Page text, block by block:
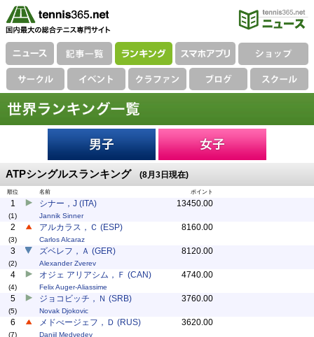
ATPシングルスランキング (8月3日現在)
順位 名前 ポイント
1
(1)
シナー，J (ITA)
Jannik Sinner
13450.00
2
(3)
アルカラス，Ｃ (ESP)
Carlos Alcaraz
8160.00
3
(2)
ズベレフ，Ａ (GER)
Alexander Zverev
8120.00
4
(4)
オジェ アリアシム，Ｆ (CAN)
Felix Auger-Aliassime
4740.00
5
(5)
ジョコビッチ，Ｎ (SRB)
Novak Djokovic
3760.00
6
(7)
メドべージェフ，Ｄ (RUS)
Daniil Medvedev
3620.00